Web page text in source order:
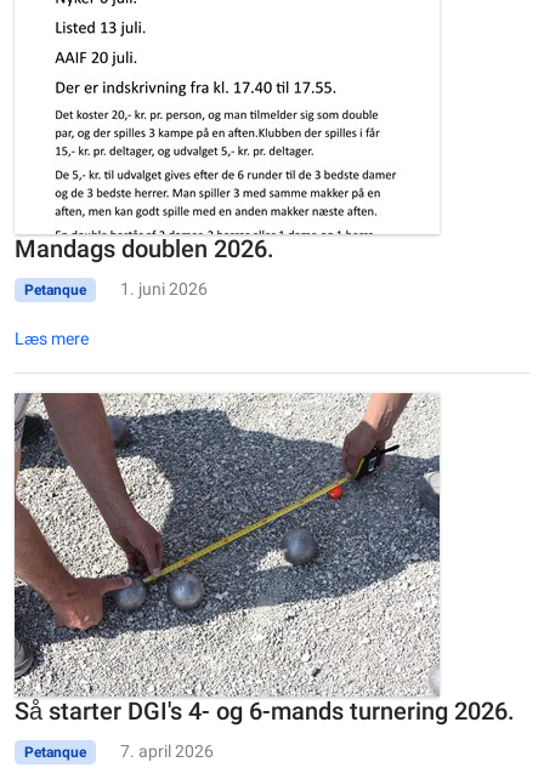
Mandags doublen 2026.
Petanque 1. juni 2026
Læs mere
Så starter DGI's 4- og 6-mands turnering 2026.
Petanque 7. april 2026